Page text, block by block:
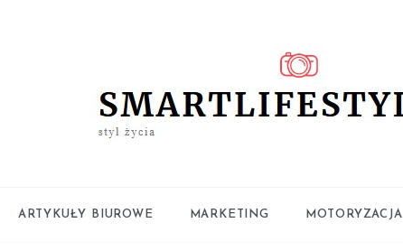
ARTYKUŁY BIUROWE MARKETING MOTORYZACJA